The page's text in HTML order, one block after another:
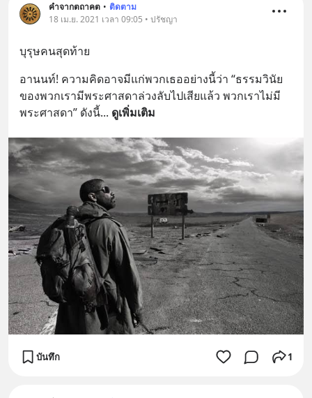
คำจากตถาคต • ติดตาม
18 เม.ย. 2021 เวลา 09:05 • ปรัชญา
บุรุษคนสุดท้าย
อานนท์! ความคิดอาจมีแก่พวกเธออย่างนี้ว่า “ธรรมวินัย
ของพวกเรามีพระศาสดาล่วงลับไปเสียแล้ว พวกเราไม่มี
พระศาสดา” ดังนี้... ดูเพิ่มเติม
บันทึก 1